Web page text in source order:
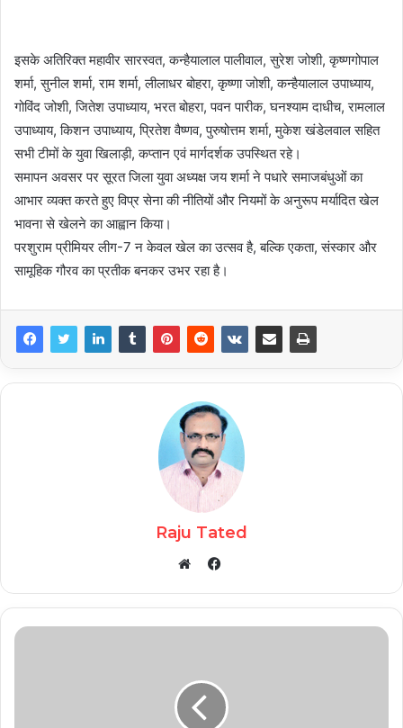
इसके अतिरिक्त महावीर सारस्वत, कन्हैयालाल पालीवाल, सुरेश जोशी, कृष्णगोपाल
शर्मा, सुनील शर्मा, राम शर्मा, लीलाधर बोहरा, कृष्णा जोशी, कन्हैयालाल उपाध्याय,
गोविंद जोशी, जितेश उपाध्याय, भरत बोहरा, पवन पारीक, घनश्याम दाधीच, रामलाल
उपाध्याय, किशन उपाध्याय, प्रितेश वैष्णव, पुरुषोत्तम शर्मा, मुकेश खंडेलवाल सहित
सभी टीमों के युवा खिलाड़ी, कप्तान एवं मार्गदर्शक उपस्थित रहे।
समापन अवसर पर सूरत जिला युवा अध्यक्ष जय शर्मा ने पधारे समाजबंधुओं का
आभार व्यक्त करते हुए विप्र सेना की नीतियों और नियमों के अनुरूप मर्यादित खेल
भावना से खेलने का आह्वान किया।
परशुराम प्रीमियर लीग-7 न केवल खेल का उत्सव है, बल्कि एकता, संस्कार और
सामूहिक गौरव का प्रतीक बनकर उभर रहा है।
Raju Tated
Facebook